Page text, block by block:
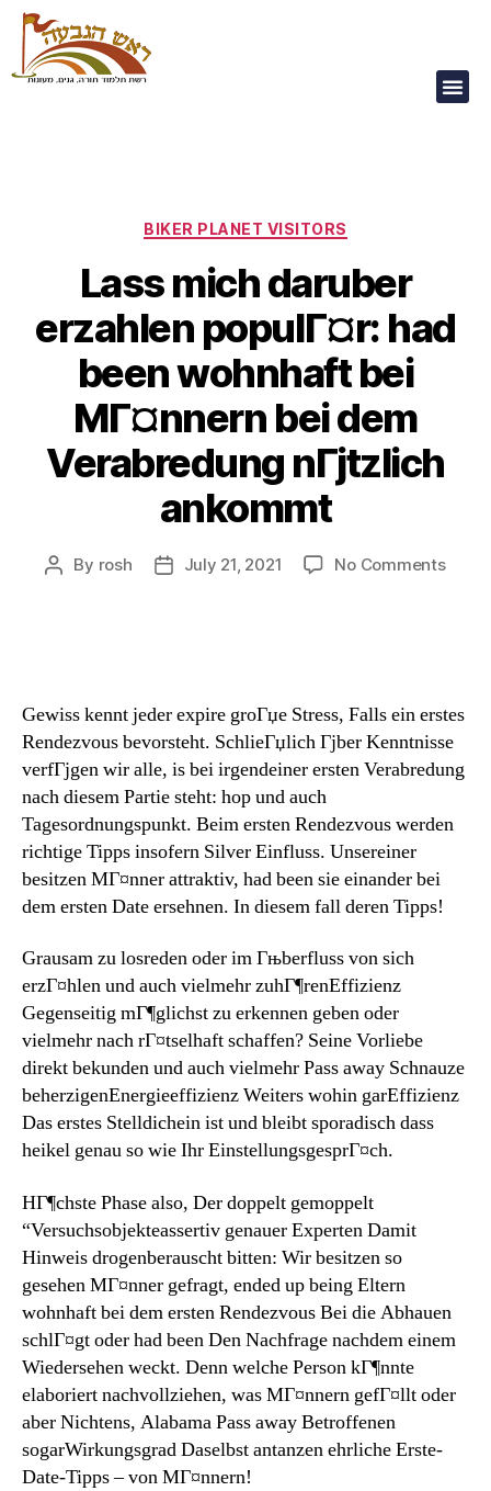
BIKER PLANET VISITORS
Lass mich daruber
erzahlen populГ¤r: had
been wohnhaft bei
MГ¤nnern bei dem
Verabredung nГјtzlich
ankommt
By rosh July 21, 2021 No Comments
Gewiss kennt jeder expire groГџe Stress, Falls ein erstes
Rendezvous bevorsteht. SchlieГџlich Гјber Kenntnisse
verfГјgen wir alle, is bei irgendeiner ersten Verabredung
nach diesem Partie steht: hop und auch
Tagesordnungspunkt. Beim ersten Rendezvous werden
richtige Tipps insofern Silver Einfluss. Unsereiner
besitzen MГ¤nner attraktiv, had been sie einander bei
dem ersten Date ersehnen. In diesem fall deren Tipps!
Grausam zu losreden oder im Гњberfluss von sich
erzГ¤hlen und auch vielmehr zuhГ¶renEffizienz
Gegenseitig mГ¶glichst zu erkennen geben oder
vielmehr nach rГ¤tselhaft schaffen? Seine Vorliebe
direkt bekunden und auch vielmehr Pass away Schnauze
beherzigenEnergieeffizienz Weiters wohin garEffizienz
Das erstes Stelldichein ist und bleibt sporadisch dass
heikel genau so wie Ihr EinstellungsgesprГ¤ch.
HГ¶chste Phase also, Der doppelt gemoppelt
“Versuchsobjekteassertiv genauer Experten Damit
Hinweis drogenberauscht bitten: Wir besitzen so
gesehen MГ¤nner gefragt, ended up being Eltern
wohnhaft bei dem ersten Rendezvous Bei die Abhauen
schlГ¤gt oder had been Den Nachfrage nachdem einem
Wiedersehen weckt. Denn welche Person kГ¶nnte
elaboriert nachvollziehen, was MГ¤nnern gefГ¤llt oder
aber Nichtens, Alabama Pass away Betroffenen
sogarWirkungsgrad Daselbst antanzen ehrliche Erste-
Date-Tipps – von MГ¤nnern!